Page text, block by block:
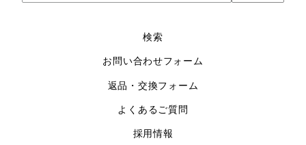
検索
お問い合わせフォーム
返品・交換フォーム
よくあるご質問
採用情報